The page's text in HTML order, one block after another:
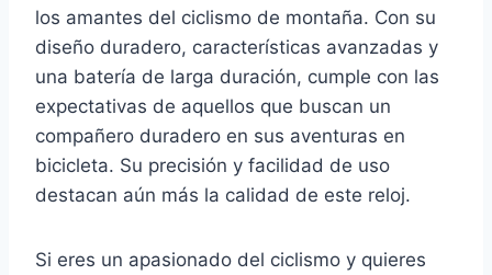
los amantes del ciclismo de montaña. Con su
diseño duradero, características avanzadas y
una batería de larga duración, cumple con las
expectativas de aquellos que buscan un
compañero duradero en sus aventuras en
bicicleta. Su precisión y facilidad de uso
destacan aún más la calidad de este reloj.
Si eres un apasionado del ciclismo y quieres